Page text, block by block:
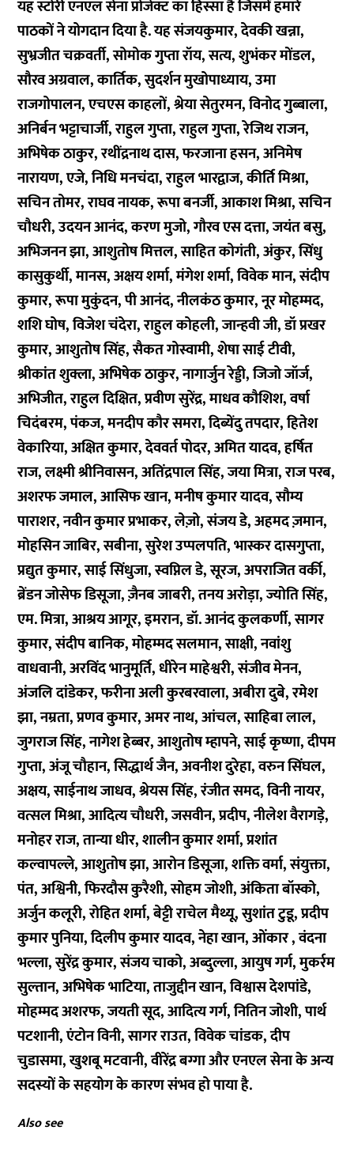
यह स्टोरी एनएल सेना प्रोजेक्ट का हिस्सा है जिसमें हमारे
पाठकों ने योगदान दिया है. यह संजयकुमार, देवकी खन्ना,
सुभ्रजीत चक्रवर्ती, सोमोक गुप्ता रॉय, सत्य, शुभंकर मोंडल,
सौरव अग्रवाल, कार्तिक, सुदर्शन मुखोपाध्याय, उमा
राजगोपालन, एचएस काहलों, श्रेया सेतुरमन, विनोद गुब्बाला,
अनिर्बन भट्टाचार्जी, राहुल गुप्ता, राहुल गुप्ता, रेजिथ राजन,
अभिषेक ठाकुर, रथींद्रनाथ दास, फरजाना हसन, अनिमेष
नारायण, एजे, निधि मनचंदा, राहुल भारद्वाज, कीर्ति मिश्रा,
सचिन तोमर, राघव नायक, रूपा बनर्जी, आकाश मिश्रा, सचिन
चौधरी, उदयन आनंद, करण मुजो, गौरव एस दत्ता, जयंत बसु,
अभिजनन झा, आशुतोष मित्तल, साहित कोगंती, अंकुर, सिंधु
कासुकुर्थी, मानस, अक्षय शर्मा, मंगेश शर्मा, विवेक मान, संदीप
कुमार, रूपा मुकुंदन, पी आनंद, नीलकंठ कुमार, नूर मोहम्मद,
शशि घोष, विजेश चंदेरा, राहुल कोहली, जान्हवी जी, डॉ प्रखर
कुमार, आशुतोष सिंह, सैकत गोस्वामी, शेषा साई टीवी,
श्रीकांत शुक्ला, अभिषेक ठाकुर, नागार्जुन रेड्डी, जिजो जॉर्ज,
अभिजीत, राहुल दिक्षित, प्रवीण सुरेंद्र, माधव कौशिश, वर्षा
चिदंबरम, पंकज, मनदीप कौर समरा, दिब्येंदु तपदार, हितेश
वेकारिया, अक्षित कुमार, देववर्त पोदर, अमित यादव, हर्षित
राज, लक्ष्मी श्रीनिवासन, अतिंद्रपाल सिंह, जया मित्रा, राज परब,
अशरफ जमाल, आसिफ खान, मनीष कुमार यादव, सौम्य
पाराशर, नवीन कुमार प्रभाकर, लेज़ो, संजय डे, अहमद ज़मान,
मोहसिन जाबिर, सबीना, सुरेश उप्पलपति, भास्कर दासगुप्ता,
प्रद्युत कुमार, साई सिंधुजा, स्वप्निल डे, सूरज, अपराजित वर्की,
ब्रेंडन जोसेफ डिसूजा, ज़ैनब जाबरी, तनय अरोड़ा, ज्योति सिंह,
एम. मित्रा, आश्रय आगूर, इमरान, डॉ. आनंद कुलकर्णी, सागर
कुमार, संदीप बानिक, मोहम्मद सलमान, साक्षी, नवांशु
वाधवानी, अरविंद भानुमूर्ति, धीरेन माहेश्वरी, संजीव मेनन,
अंजलि दांडेकर, फरीना अली कुरबरवाला, अबीरा दुबे, रमेश
झा, नम्रता, प्रणव कुमार, अमर नाथ, आंचल, साहिबा लाल,
जुगराज सिंह, नागेश हेब्बर, आशुतोष म्हापने, साई कृष्णा, दीपम
गुप्ता, अंजू चौहान, सिद्धार्थ जैन, अवनीश दुरेहा, वरुन सिंघल,
अक्षय, साईनाथ जाधव, श्रेयस सिंह, रंजीत समद, विनी नायर,
वत्सल मिश्रा, आदित्य चौधरी, जसवीन, प्रदीप, नीलेश वैरागड़े,
मनोहर राज, तान्या धीर, शालीन कुमार शर्मा, प्रशांत
कल्वापल्ले, आशुतोष झा, आरोन डिसूजा, शक्ति वर्मा, संयुक्ता,
पंत, अश्विनी, फिरदौस कुरैशी, सोहम जोशी, अंकिता बॉस्को,
अर्जुन कलूरी, रोहित शर्मा, बेट्टी राचेल मैथ्यू, सुशांत टुडू, प्रदीप
कुमार पुनिया, दिलीप कुमार यादव, नेहा खान, ओंकार , वंदना
भल्ला, सुरेंद्र कुमार, संजय चाको, अब्दुल्ला, आयुष गर्ग, मुकर्रम
सुल्तान, अभिषेक भाटिया, ताजुद्दीन खान, विश्वास देशपांडे,
मोहम्मद अशरफ, जयती सूद, आदित्य गर्ग, नितिन जोशी, पार्थ
पटशानी, एंटोन विनी, सागर राउत, विवेक चांडक, दीप
चुडासमा, खुशबू मटवानी, वीरेंद्र बग्गा और एनएल सेना के अन्य
सदस्यों के सहयोग के कारण संभव हो पाया है.
Also see